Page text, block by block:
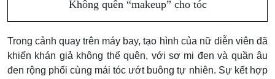
Không quên “makeup” cho tóc
Trong cảnh quay trên máy bay, tạo hình của nữ diễn viên đã
khiến khán giả không thể quên, với sơ mi đen và quần âu
đen rộng phối cùng mái tóc ướt buông tự nhiên. Sự kết hợp